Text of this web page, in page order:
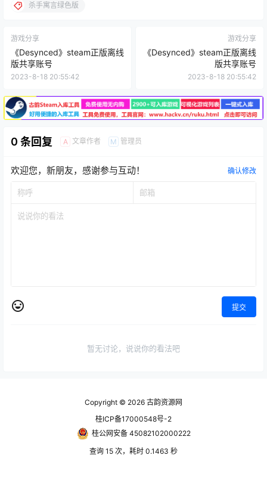
杀手寓言绿色版
游戏分享
《Desynced》steam正版离线
版共享账号
2023-8-18 20:55:42
游戏分享
《Desynced》steam正版离线
版共享账号
2023-8-18 20:55:42
0 条回复 A 文章作者 M 管理员
欢迎您，新朋友，感谢参与互动！ 确认修改
提交
暂无讨论，说说你的看法吧
Copyright © 2026 古韵资源网
桂ICP备17000548号-2
桂公网安备 45082102000222
查询 15 次，耗时 0.1463 秒